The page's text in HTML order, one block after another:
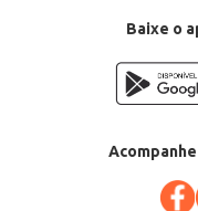
Baixe o